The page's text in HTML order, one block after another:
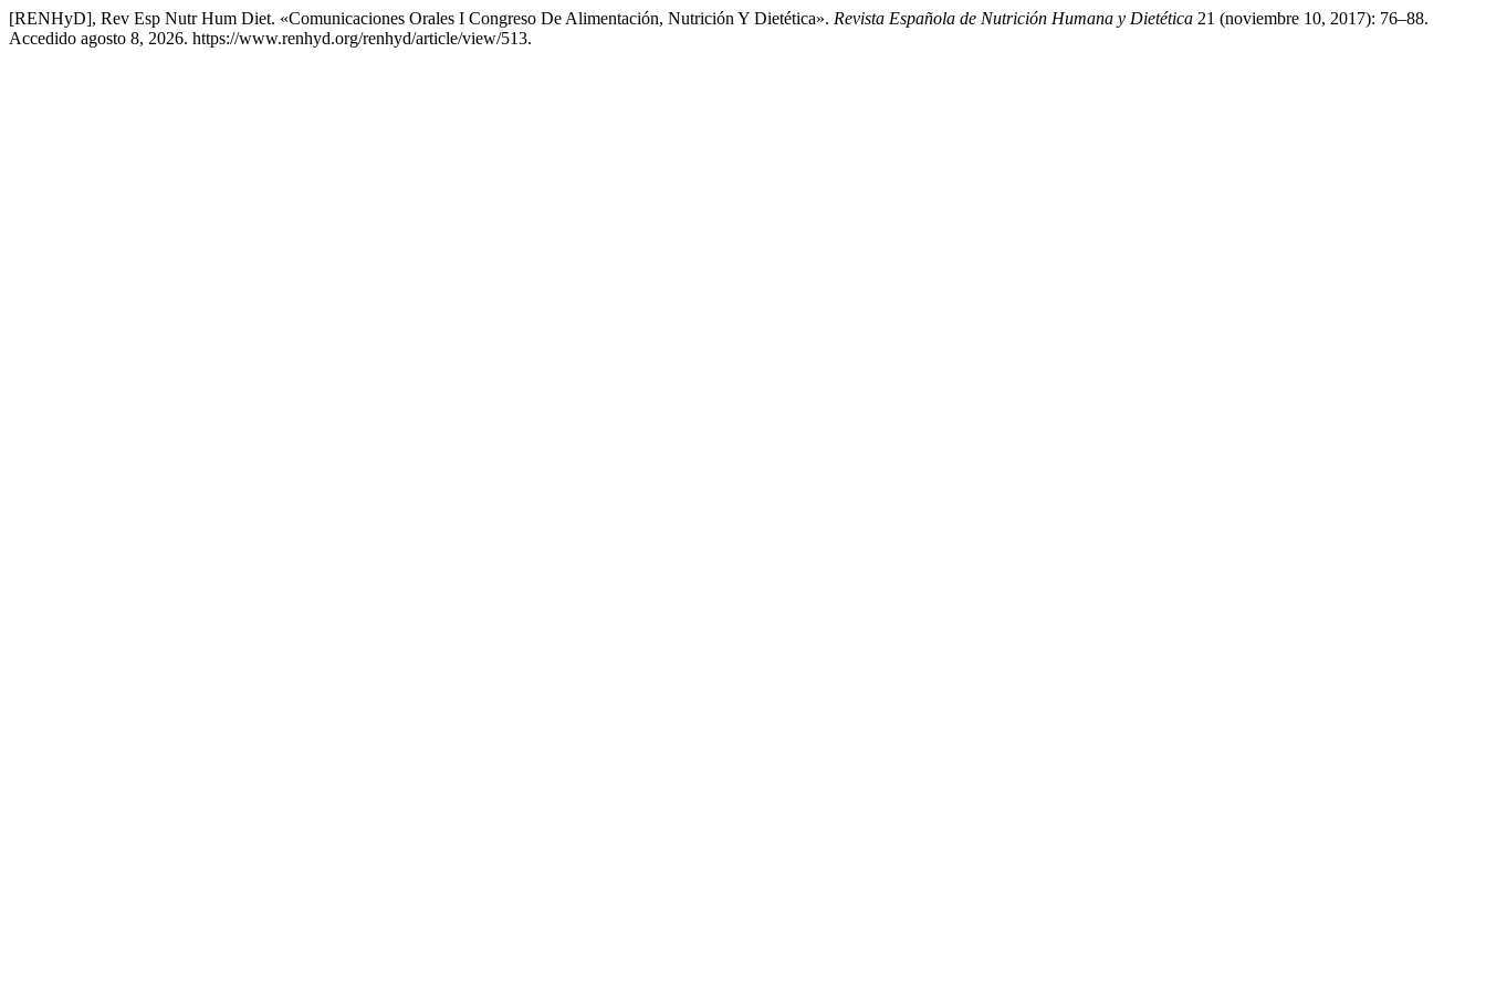
[RENHyD], Rev Esp Nutr Hum Diet. «Comunicaciones Orales I Congreso De Alimentación, Nutrición Y Dietética». Revista Española de Nutrición Humana y Dietética 21 (noviembre 10, 2017): 76–88.
Accedido agosto 8, 2026. https://www.renhyd.org/renhyd/article/view/513.